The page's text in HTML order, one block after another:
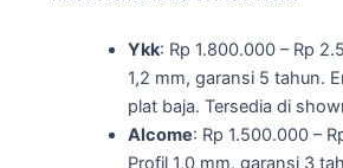
Ykk: Rp 1.800.000 – Rp
1,2 mm, garansi 5 tahun.
plat baja. Tersedia di
Alcome: Rp 1.500.000 –
Profil 1,0 mm, garansi 3